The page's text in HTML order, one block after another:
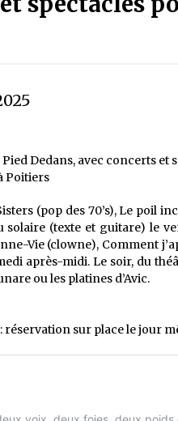
Dedans, avec concerts et
Poitiers
(pop des 70’s), Le poil
solaire (texte et guitare) le
Vie (clowne), Comment
après-midi. Le soir, du
ou les platines d’Avic.
réservation sur place le jour